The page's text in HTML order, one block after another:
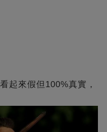
起來假但100%真實，